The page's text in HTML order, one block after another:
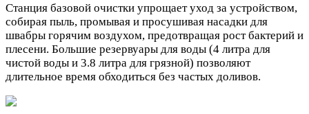
Станция базовой очистки упрощает уход за устройством,
собирая пыль, промывая и просушивая насадки для
швабры горячим воздухом, предотвращая рост бактерий и
плесени. Большие резервуары для воды (4 литра для
чистой воды и 3.8 литра для грязной) позволяют
длительное время обходиться без частых доливов.